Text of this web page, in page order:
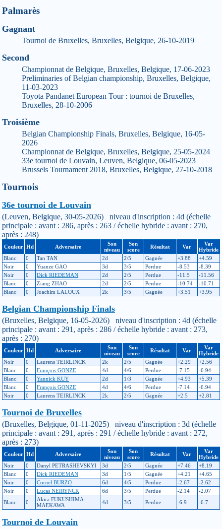
Palmarès
Gagnant
Tournoi de Bruxelles, Bruxelles, Belgique, 26-10-2019
Second
Championnat de Belgique, Bruxelles, Belgique, 17-06-2023
Preliminaries of Belgian championship, Bruxelles, Belgique,
11-03-2023
Toyota Pandanet European Tour : tournoi de Bruxelles,
Bruxelles, 28-10-2006
Troisième
Belgian Championship Finals, Bruxelles, Belgique, 16-05-
2026
Championnat de Belgique, Bruxelles, Belgique, 25-05-2024
33e tournoi de Louvain, Leuven, Belgique, 06-05-2023
Brussels Tournament 2018, Bruxelles, Belgique, 27-10-2018
Tournois
36e tournoi de Louvain
(Leuven, Belgique, 30-05-2026) niveau d'inscription : 4d (échelle
principale : avant : 286, après : 263 / échelle hybride : avant : 270,
après : 248)
Couleur Hd Adversaire
Son
niveau
Son
score
Résultat Var
Var
Hybride
Blanc
0 Tan TAN 2d 2/5 Gagnée +3.88
+4.59
Noir
0 Yuanze GAO 3d 3/5 Perdue -8.53
-8.39
Noir
0 Dick RIEDEMAN 2d 2/5 Perdue -11.5
-11.56
Blanc
0 Ziang ZHAO 2d 2/5 Perdue -10.74
-10.71
Blanc
0 Joachim LALOUX 2k 3/5 Gagnée +3.51 +3.95
Belgian Championship Finals
(Bruxelles, Belgique, 16-05-2026) niveau d'inscription : 4d (échelle
principale : avant : 291, après : 286 / échelle hybride : avant : 273,
après : 270)
Couleur Hd Adversaire
Son
niveau
Son
score
Résultat Var
Var
Hybride
Noir
0 Laurens TEIRLINCK 2k 2/5 Gagnée +2.29
+2.56
Blanc
0 François GONZE 4d 4/6 Perdue -7.15
-6.94
Blanc
0 Yannick KUY 2d 1/3 Gagnée +4.93
+5.39
Blanc
0 François GONZE 4d 4/6 Perdue -7.14
-6.94
Noir
0 Laurens TEIRLINCK 2k 2/5 Gagnée +2.5 +2.81
Tournoi de Bruxelles
(Bruxelles, Belgique, 01-11-2025) niveau d'inscription : 3d (échelle
principale : avant : 291, après : 291 / échelle hybride : avant : 272,
après : 273)
Couleur Hd Adversaire
Son
niveau
Son
score
Résultat Var
Var
Hybride
Noir
0 Danyl PETRASHEVSKYI 3d 2/5 Gagnée +7.46
+8.19
Blanc
0 Dick RIEDEMAN 3d 1/5 Gagnée +4.21
+4.65
Noir
0 Cornel BURZO 6d 4/5 Perdue -2.67
-2.62
Noir
0 Lucas NEIRYNCK 6d 3/5 Perdue -2.14
-2.07
Blanc
0
Akira FUKUSHIMA-
MAEKAWA
4d 3/5 Perdue -6.9 -6.7
Tournoi de Louvain